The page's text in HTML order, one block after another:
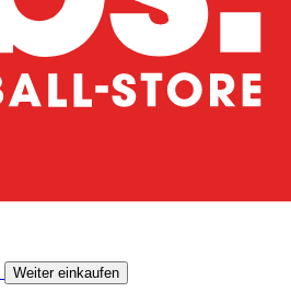
Weiter einkaufen